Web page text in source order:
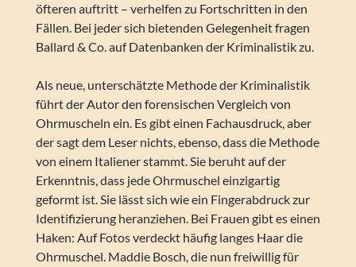
öfteren auftritt – verhelfen zu Fortschritten in den
Fällen. Bei jeder sich bietenden Gelegenheit fragen
Ballard & Co. auf Datenbanken der Kriminalistik zu.
Als neue, unterschätzte Methode der Kriminalistik
führt der Autor den forensischen Vergleich von
Ohrmuscheln ein. Es gibt einen Fachausdruck, aber
der sagt dem Leser nichts, ebenso, dass die Methode
von einem Italiener stammt. Sie beruht auf der
Erkenntnis, dass jede Ohrmuschel einzigartig
geformt ist. Sie lässt sich wie ein Fingerabdruck zur
Identifizierung heranziehen. Bei Frauen gibt es einen
Haken: Auf Fotos verdeckt häufig langes Haar die
Ohrmuschel. Maddie Bosch, die nun freiwillig für